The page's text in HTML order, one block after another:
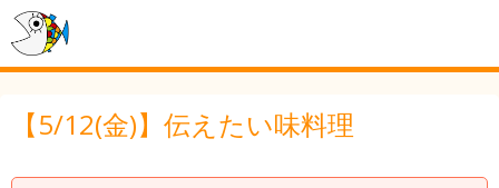
【5/12(金)】伝えたい味料理